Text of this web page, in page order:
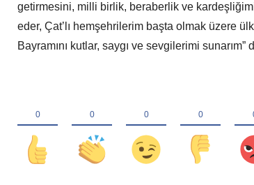
getirmesini, milli birlik, beraberlik ve
eder, Çat’lı hemşehrilerim başta olmak üzere
Bayramını kutlar, saygı ve sevgilerimi sunarım”